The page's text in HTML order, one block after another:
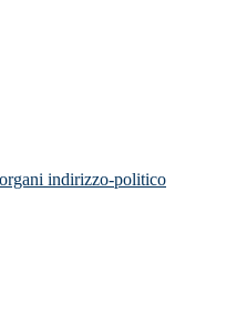
indirizzo-politico